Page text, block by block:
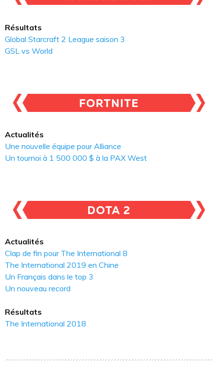
Résultats
Global Starcraft 2 League saison 3
GSL vs World
Actualités
Une nouvelle équipe pour Alliance
Un tournoi à 1 500 000 $ à la PAX West
Actualités
Clap de fin pour The International 8
The International 2019 en Chine
Un Français dans le top 3
Un nouveau record
Résultats
The International 2018